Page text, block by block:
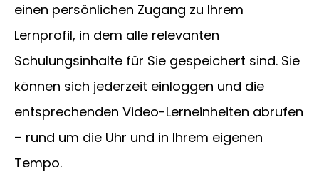
einen persönlichen Zugang zu Ihrem
Lernprofil, in dem alle relevanten
Schulungsinhalte für Sie gespeichert sind. Sie
können sich jederzeit einloggen und die
entsprechenden Video-Lerneinheiten abrufen
– rund um die Uhr und in Ihrem eigenen
Tempo.